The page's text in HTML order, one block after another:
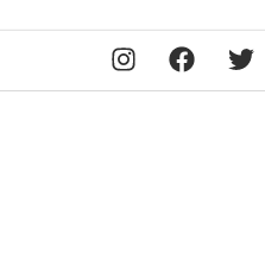
InstagramFacebook
X